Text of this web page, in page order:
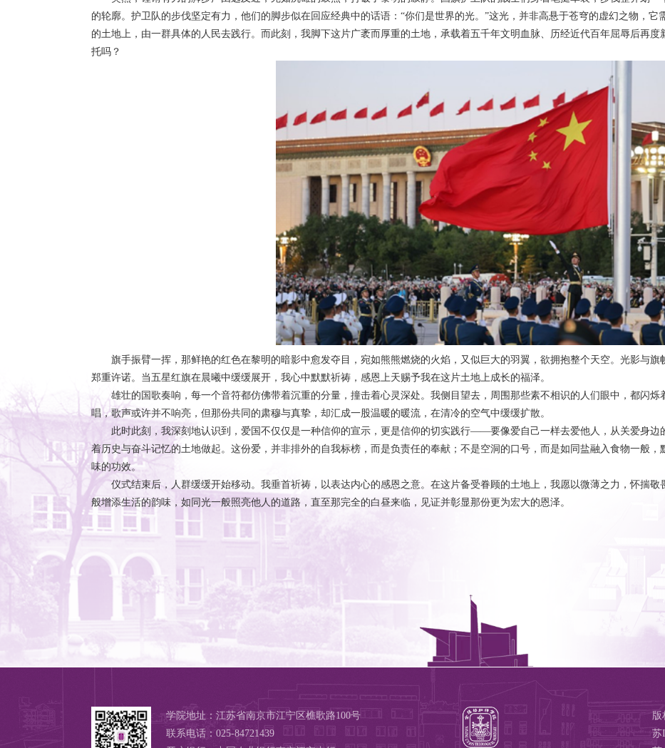
的轮廓。护卫队的步伐坚定有力，他们的脚步似在回应经典中的话语：“你们是世界的光。”这光，并非高悬于苍穹的虚幻之物，
的土地上，由一群具体的人民去践行。而此刻，我脚下这片广袤而厚重的土地，承载着五千年文明血脉、历经近代百年屈辱后再
托吗？
旗手振臂一挥，那鲜艳的红色在黎明的暗影中愈发夺目，宛如熊熊燃烧的火焰，又似巨大的羽翼，欲拥抱整个天空。光影与
郑重许诺。当五星红旗在晨曦中缓缓展开，我心中默默祈祷，感恩上天赐予我在这片土地上成长的福泽。
雄壮的国歌奏响，每一个音符都仿佛带着沉重的分量，撞击着心灵深处。我侧目望去，周围那些素不相识的人们眼中，都闪
唱，歌声或许并不响亮，但那份共同的肃穆与真挚，却汇成一股温暖的暖流，在清冷的空气中缓缓扩散。
此时此刻，我深刻地认识到，爱国不仅仅是一种信仰的宣示，更是信仰的切实践行——要像爱自己一样去爱他人，从关爱身边
着历史与奋斗记忆的土地做起。这份爱，并非排外的自我标榜，而是负责任的奉献；不是空洞的口号，而是如同盐融入食物一般
味的功效。
仪式结束后，人群缓缓开始移动。我垂首祈祷，以表达内心的感恩之意。在这片备受眷顾的土地上，我愿以微薄之力，怀揣
般增添生活的韵味，如同光一般照亮他人的道路，直至那完全的白昼来临，见证并彰显那份更为宏大的恩泽。
学院地址：江苏省南京市江宁区樵歌路100号
联系电话：025-84721439
版
苏